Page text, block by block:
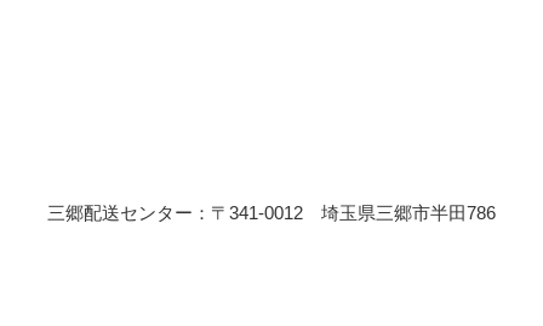
三郷配送センター：〒341-0012 埼玉県三郷市半田786